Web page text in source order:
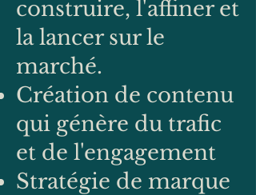
construire, l'affiner et
la lancer sur le
marché.
Création de contenu
qui génère du trafic
et de l'engagement
Stratégie de marque